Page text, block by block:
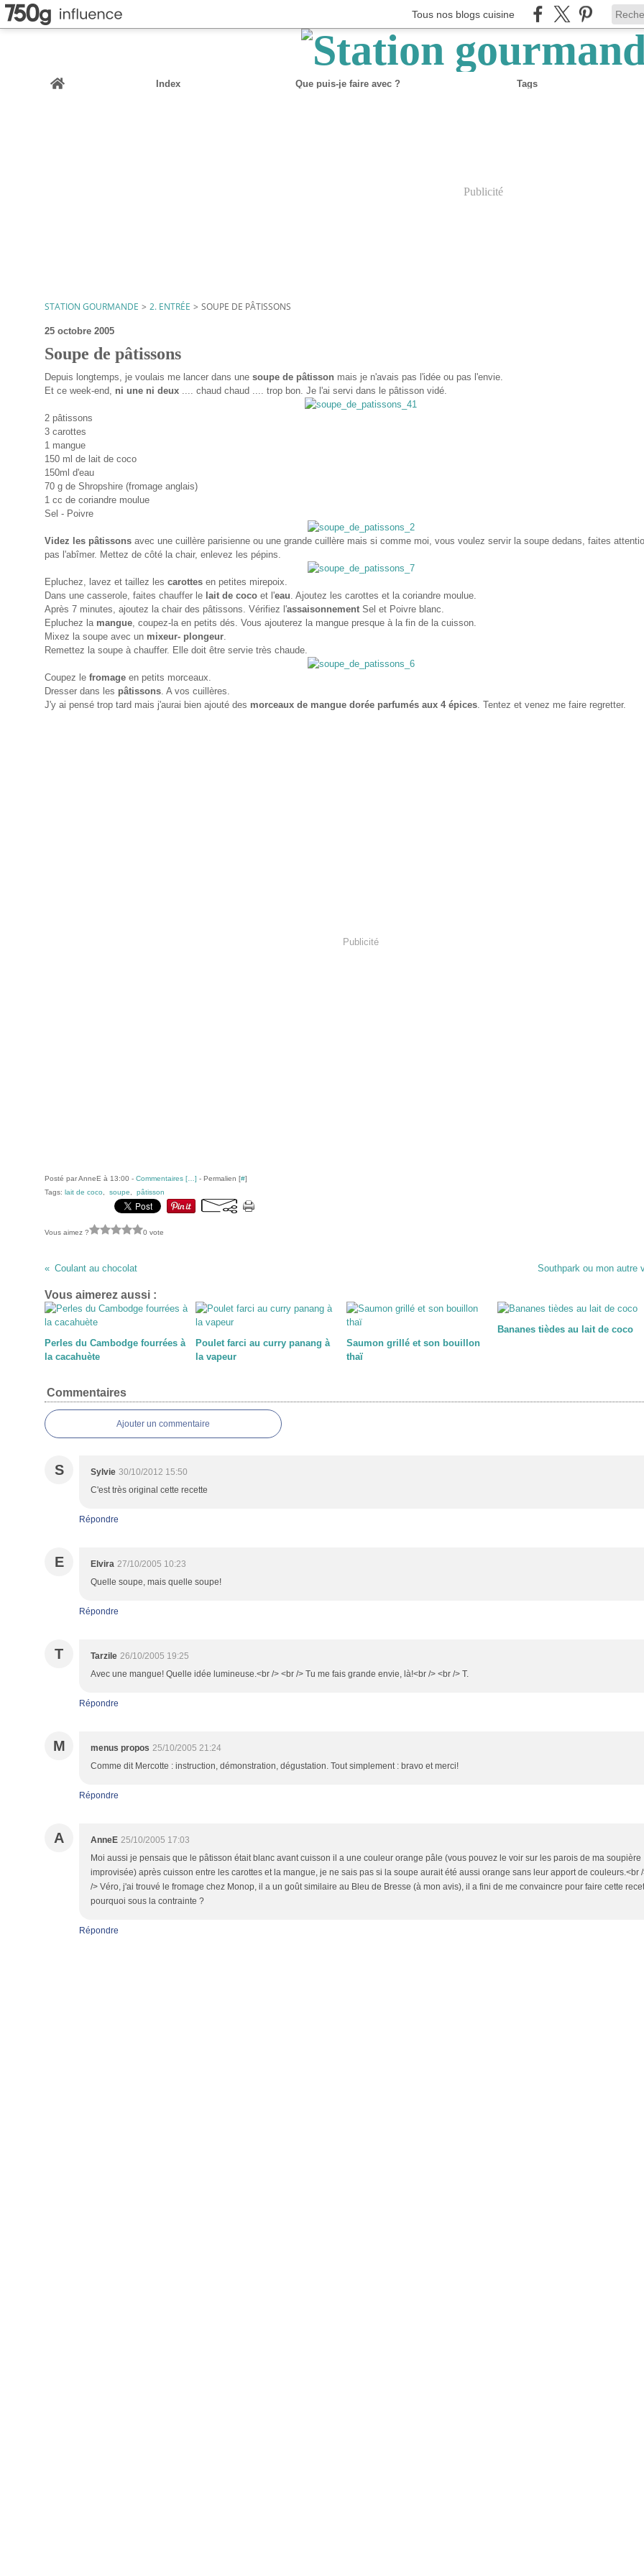
Tous nos blogs cuisine
Home
Index Que puis-je faire avec ? Tags
Publicité
STATION GOURMANDE > 2. ENTRÉE > SOUPE DE PÂTISSONS
25 octobre 2005
Soupe de pâtissons
Depuis longtemps, je voulais me lancer dans une soupe de pâtisson mais je n'avais pas l'idée ou pas l'envie.
Et ce week-end, ni une ni deux .... chaud chaud .... trop bon. Je l'ai servi dans le pâtisson vidé.
2 pâtissons
3 carottes
1 mangue
150 ml de lait de coco
150ml d'eau
70 g de Shropshire (fromage anglais)
1 cc de coriandre moulue
Sel - Poivre
Videz les pâtissons avec une cuillère parisienne ou une grande cuillère mais si comme moi, vous voulez servir la soupe dedans, faites
pas l'abîmer. Mettez de côté la chair, enlevez les pépins.
Epluchez, lavez et taillez les carottes en petites mirepoix.
Dans une casserole, faites chauffer le lait de coco et l'eau. Ajoutez les carottes et la coriandre moulue.
Après 7 minutes, ajoutez la chair des pâtissons. Vérifiez l'assaisonnement Sel et Poivre blanc.
Epluchez la mangue, coupez-la en petits dés. Vous ajouterez la mangue presque à la fin de la cuisson.
Mixez la soupe avec un mixeur- plongeur.
Remettez la soupe à chauffer. Elle doit être servie très chaude.
Coupez le fromage en petits morceaux.
Dresser dans les pâtissons. A vos cuillères.
J'y ai pensé trop tard mais j'aurai bien ajouté des morceaux de mangue dorée parfumés aux 4 épices. Tentez et venez me faire regretter.
Publicité
Posté par AnneE à 13:00 - Commentaires [ ] - Permalien [#]
Tags: lait de coco soupe pâtisson
Vous aimez ? 0 vote
Coulant au chocolat Southpark ou mon autre
Vous aimerez aussi :
Perles du Cambodge fourrées à
la cacahuète
Poulet farci au curry panang à
la vapeur
Saumon grillé et son bouillon
thaï
Bananes tièdes au lait de coco
Commentaires
Ajouter un commentaire
S Sylvie 30/10/2012 15:50
C'est très original cette recette
Répondre
E Elvira 27/10/2005 10:23
Quelle soupe, mais quelle soupe!
Répondre
T Tarzile 26/10/2005 19:25
Avec une mangue! Quelle idée lumineuse.<br /> <br /> Tu me fais grande envie, là!<br /> <br /> T.
Répondre
M menus propos 25/10/2005 21:24
Comme dit Mercotte : instruction, démonstration, dégustation. Tout simplement : bravo et merci!
Répondre
A AnneE 25/10/2005 17:03
Moi aussi je pensais que le pâtisson était blanc avant cuisson il a une couleur orange pâle (vous pouvez le voir sur les parois de ma soupière
improvisée) après cuisson entre les carottes et la mangue, je ne sais pas si la soupe aurait été aussi orange sans leur apport de couleurs.<br
/> Véro, j'ai trouvé le fromage chez Monop, il a un goût similaire au Bleu de Bresse (à mon avis), il a fini de me convaincre pour faire cette
pourquoi sous la contrainte ?
Répondre